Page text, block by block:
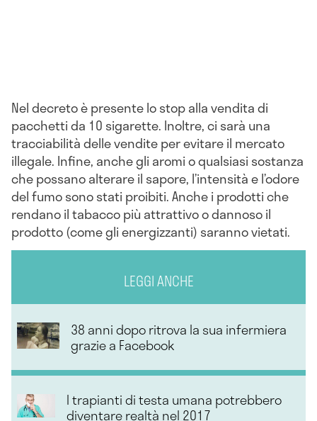
Nel decreto è presente lo stop alla vendita di
pacchetti da 10 sigarette. Inoltre, ci sarà una
tracciabilità delle vendite per evitare il mercato
illegale. Infine, anche gli aromi o qualsiasi sostanza
che possano alterare il sapore, l’intensità e l’odore
del fumo sono stati proibiti. Anche i prodotti che
rendano il tabacco più attrattivo o dannoso il
prodotto (come gli energizzanti) saranno vietati.
LEGGI ANCHE
38 anni dopo ritrova la sua infermiera
grazie a Facebook
I trapianti di testa umana potrebbero
diventare realtà nel 2017